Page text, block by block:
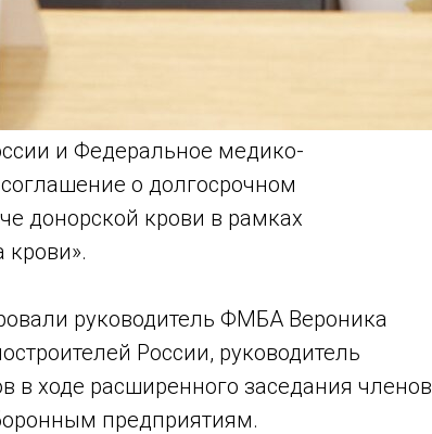
и Федеральное медико-
о долгосрочном
донорской крови в рамках
крови».
руководитель ФМБА Вероника
России, руководитель
в ходе расширенного заседания членов
предприятиям.